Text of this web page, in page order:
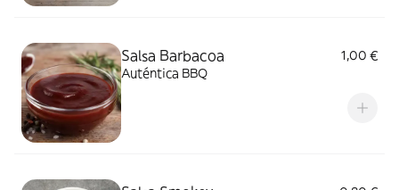
Salsa Barbacoa
1,00 €
Auténtica BBQ